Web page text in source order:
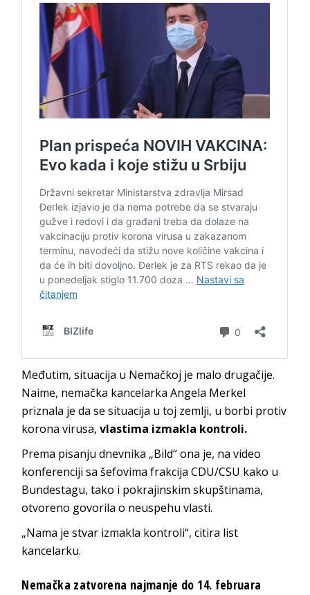
Međutim, situacija u Nemačkoj je malo drugačije.
Naime, nemačka kancelarka Angela Merkel
priznala je da se situacija u toj zemlji, u borbi protiv
korona virusa,vlastima izmakla kontroli.
Prema pisanju dnevnika „Bild“ ona je, na video
konferenciji sa šefovima frakcija CDU/CSU kako u
Bundestagu, tako i pokrajinskim skupštinama,
otvoreno govorila o neuspehu vlasti.
„Nama je stvar izmakla kontroli“, citira list
kancelarku.
Nemačka zatvorena najmanje do 14. februara